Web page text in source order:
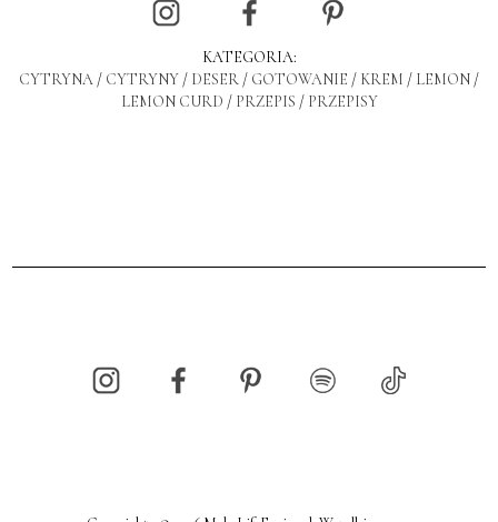
KATEGORIA:
CYTRYNA / CYTRYNY / DESER / GOTOWANIE / KREM / LEMON /
LEMON CURD / PRZEPIS / PRZEPISY